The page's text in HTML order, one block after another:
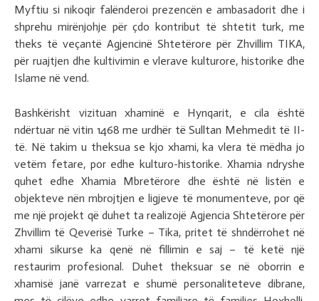
Myftiu si nikoqir falënderoi prezencën e ambasadorit dhe i
shprehu mirënjohje për çdo kontribut të shtetit turk, me
theks të veçantë Agjencinë Shtetërore për Zhvillim TIKA,
për ruajtjen dhe kultivimin e vlerave kulturore, historike dhe
Islame në vend.
Bashkërisht vizituan xhaminë e Hynqarit, e cila është
ndërtuar në vitin 1468 me urdhër të Sulltan Mehmedit të II-
të. Në takim u theksua se kjo xhami, ka vlera të mëdha jo
vetëm fetare, por edhe kulturo-historike. Xhamia ndryshe
quhet edhe Xhamia Mbretërore dhe është në listën e
objekteve nën mbrojtjen e ligjeve të monumenteve, por që
me një projekt që duhet ta realizojë Agjencia Shtetërore për
Zhvillim të Qeverisë Turke – Tika, pritet të shndërrohet në
xhami sikurse ka qenë në fillimin e saj – të ketë një
restaurim profesional. Duhet theksuar se në oborrin e
xhamisë janë varrezat e shumë personaliteteve dibrane,